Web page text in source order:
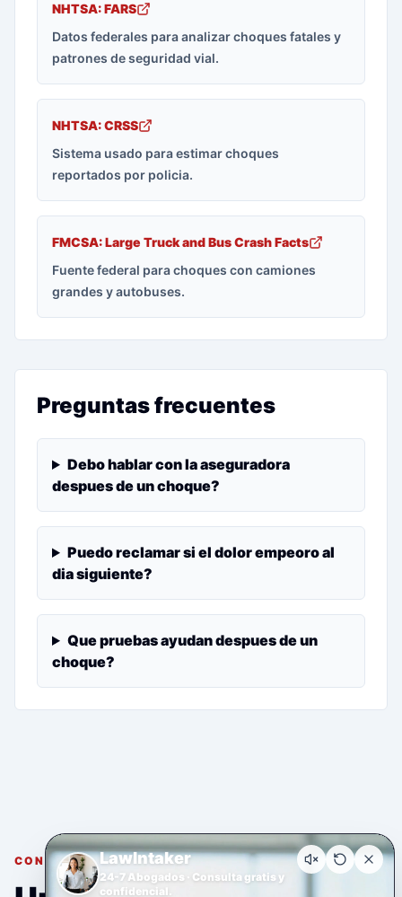
NHTSA: FARS
Datos federales para analizar choques fatales y
patrones de seguridad vial.
NHTSA: CRSS
Sistema usado para estimar choques
reportados por policia.
FMCSA: Large Truck and Bus Crash Facts
Fuente federal para choques con camiones
grandes y autobuses.
Preguntas frecuentes
Debo hablar con la aseguradora
despues de un choque?
Puedo reclamar si el dolor empeoro al
dia siguiente?
Que pruebas ayudan despues de un
choque?
CONSULTA GRATUITA Y CONFIDENCIAL
LawIntaker
24-7 Abogados · Consulta gratis y
confidencial.